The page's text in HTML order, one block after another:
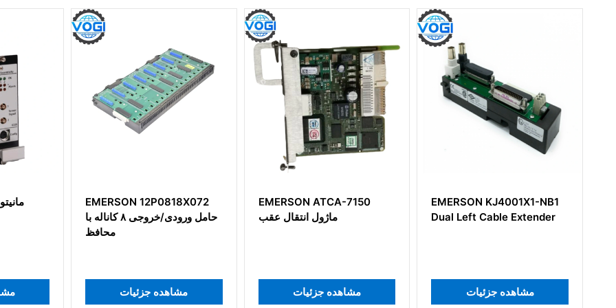
12P0818X072
مشاهده جزئیات
EMERSON ATCA-7150
ماژول انتقال عقب
مشاهده جزئیات
EMERSON KJ4001X1-NB1
Dual Left Cable Extender
مشاهده جزئیات
EMERSON KL4201X1-BA1
CHARM BASEPLATE
مشاهده جزئیات